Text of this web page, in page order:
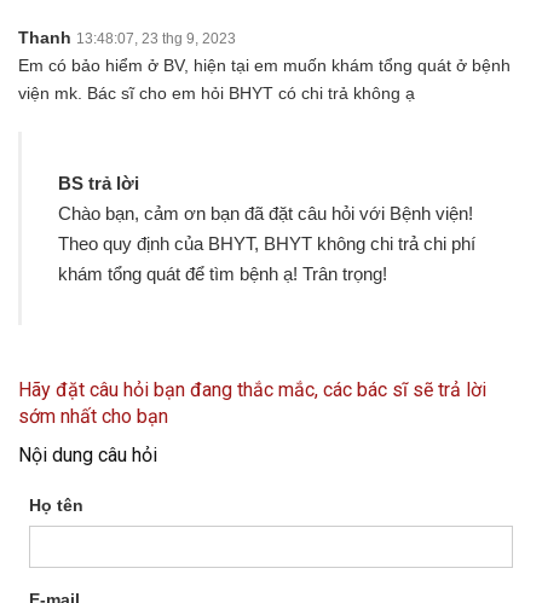
Thanh 13:48:07, 23 thg 9, 2023
Em có bảo hiểm ở BV, hiện tại em muốn khám tổng quát ở bệnh
viện mk. Bác sĩ cho em hỏi BHYT có chi trả không ạ
BS trả lời
Chào bạn, cảm ơn bạn đã đặt câu hỏi với Bệnh viện!
Theo quy định của BHYT, BHYT không chi trả chi phí
khám tổng quát để tìm bệnh ạ! Trân trọng!
Hãy đặt câu hỏi bạn đang thắc mắc, các bác sĩ sẽ trả lời
sớm nhất cho bạn
Nội dung câu hỏi
Họ tên